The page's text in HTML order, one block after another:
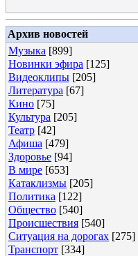
Архив новостей
Музыка [899]
Новинки эфира [125]
Видеоклипы [205]
Литература [67]
Кино [75]
Культура [205]
Театр [42]
Афиша [479]
Здоровье [94]
В мире [653]
Катаклизмы [205]
Политика [122]
Общество [540]
Происшествия [540]
Ситуация на дорогах [275]
Транспорт [334]